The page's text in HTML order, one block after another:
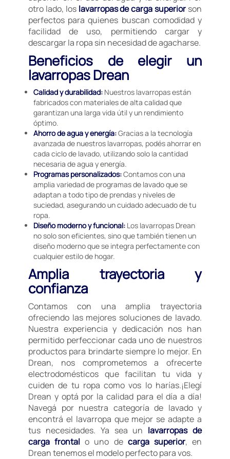
otro lado, los lavarropas de carga superior son
perfectos para quienes buscan comodidad y
facilidad de uso, permitiendo cargar y
descargar la ropa sin necesidad de agacharse.
Beneficios de elegir un
lavarropas Drean
Calidad y durabilidad: Nuestros lavarropas están
fabricados con materiales de alta calidad que
garantizan una larga vida útil y un rendimiento
óptimo.
Ahorro de agua y energía:Gracias a la tecnología
avanzada de nuestros lavarropas, podés ahorrar en
cada ciclo de lavado, utilizando solo la cantidad
necesaria de agua y energía.
Programas personalizados:Contamos con una
amplia variedad de programas de lavado que se
adaptan a todo tipo de prendas y niveles de
suciedad, asegurando un cuidado adecuado de tu
ropa.
Diseño moderno y funcional: Los lavarropas Drean
no solo son eficientes, sino que también tienen un
diseño moderno que se integra perfectamente con
cualquier estilo de hogar.
Amplia trayectoria y
confianza
Contamos con una amplia trayectoria
ofreciendo las mejores soluciones de lavado.
Nuestra experiencia y dedicación nos han
permitido perfeccionar cada uno de nuestros
productos para brindarte siempre lo mejor. En
Drean, nos comprometemos a ofrecerte
electrodomésticos que facilitan tu vida y
cuiden de tu ropa como vos lo harías.¡Elegí
Drean y optá por la calidad para el día a día!
Navegá por nuestra categoría de lavado y
encontrá el lavarropa que mejor se adapte a
tus necesidades. Ya sea un lavarropas de
carga frontal o uno de carga superior, en
Drean tenemos el modelo perfecto para vos.